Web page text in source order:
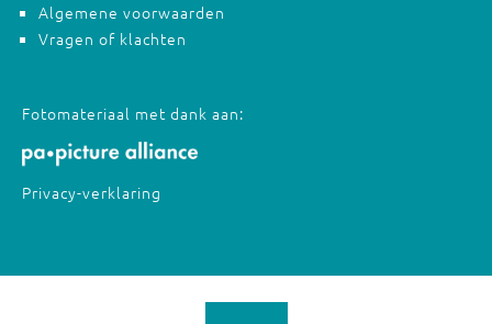
Algemene voorwaarden
Vragen of klachten
Fotomateriaal met dank aan:
Privacy-verklaring